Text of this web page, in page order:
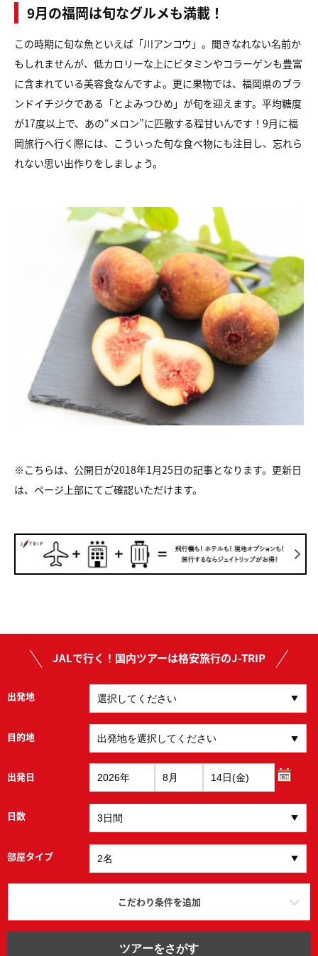
9月の福岡は旬なグルメも満載！
この時期に旬な魚といえば「川アンコウ」。聞きなれない名前か
もしれませんが、低カロリーな上にビタミンやコラーゲンも豊富
に含まれている美容食なんですよ。更に果物では、福岡県のブラ
ンドイチジクである「とよみつひめ」が旬を迎えます。平均糖度
が17度以上で、あの“メロン”に匹敵する程甘いんです！9月に福
岡旅行へ行く際には、こういった旬な食べ物にも注目し、忘れら
れない思い出作りをしましょう。
※こちらは、公開日が2018年1月25日の記事となります。更新日
は、ページ上部にてご確認いただけます。
JALで行く！国内ツアーは格安旅行のJ-TRIP
出発地
目的地
出発日
日数
部屋タイプ
こだわり条件を追加
ツアーをさがす